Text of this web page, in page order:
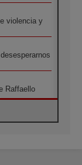
violencia y
Raffaello
con una